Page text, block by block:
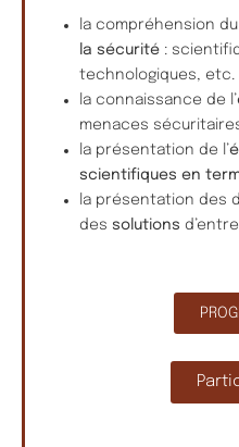
la compréhension du
la sécurité :
technologiques, etc.
la connaissance de l’
menaces
la présentation de l’
scientifiques en
la présentation des
des solutions